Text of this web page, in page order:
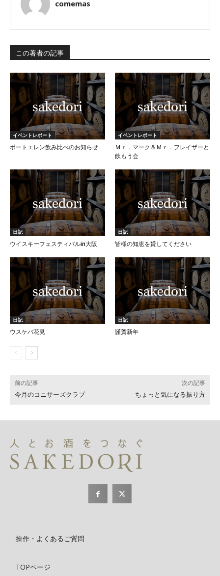
comemas
この著者の記事
イベントレポート
ポートエレン飲み比べのお知らせ
イベントレポート
Ｍｒ．マーク＆Ｍｒ．フレイザーと
飲もう会
日記
ウイスキーフェスティバルin大阪
日記
皆様の知恵を貸してください
日記
ウスケバ花見
日記
謹賀新年
前の記事
今月のコニサーズクラブ
次の記事
ちょっと気になる振り方
操作・よくあるご質問
TOPページ